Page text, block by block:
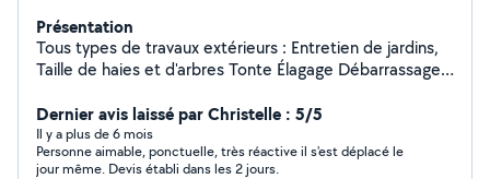
Présentation
Tous types de travaux extérieurs : Entretien de jardins,
Taille de haies et d'arbres Tonte Élagage Débarrassage
disponible 7j/7j. Devis gratuit sur demande, n'hésitez pas
à me contacter pour toutes demandes Contactez moi
de préférence au 06/20/94/78/34
Dernier avis laissé par Christelle : 5/5
Il y a plus de 6 mois
Personne aimable, ponctuelle, très réactive il s'est déplacé le
jour même. Devis établi dans les 2 jours.